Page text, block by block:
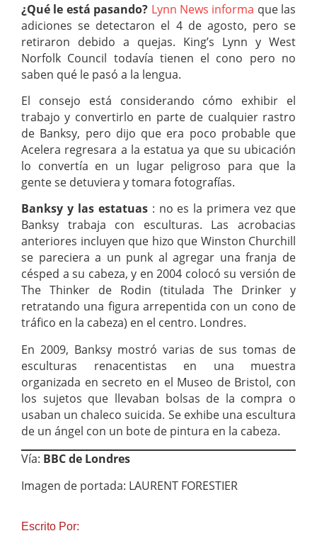
¿Qué le está pasando? Lynn News informa que las
adiciones se detectaron el 4 de agosto, pero se
retiraron debido a quejas. King’s Lynn y West
Norfolk Council todavía tienen el cono pero no
saben qué le pasó a la lengua.
El consejo está considerando cómo exhibir el
trabajo y convertirlo en parte de cualquier rastro
de Banksy, pero dijo que era poco probable que
Acelera regresara a la estatua ya que su ubicación
lo convertía en un lugar peligroso para que la
gente se detuviera y tomara fotografías.
Banksy y las estatuas: no es la primera vez que
Banksy trabaja con esculturas. Las acrobacias
anteriores incluyen que hizo que Winston Churchill
se pareciera a un punk al agregar una franja de
césped a su cabeza, y en 2004 colocó su versión de
The Thinker de Rodin (titulada The Drinker y
retratando una figura arrepentida con un cono de
tráfico en la cabeza) en el centro. Londres.
En 2009, Banksy mostró varias de sus tomas de
esculturas renacentistas en una muestra
organizada en secreto en el Museo de Bristol, con
los sujetos que llevaban bolsas de la compra o
usaban un chaleco suicida. Se exhibe una escultura
de un ángel con un bote de pintura en la cabeza.
Vía: BBC de Londres
Imagen de portada: LAURENT FORESTIER
Escrito Por: